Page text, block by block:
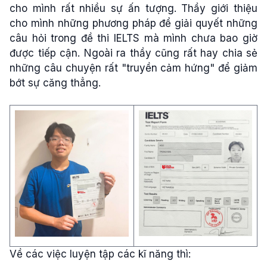
cho mình rất nhiều sự ấn tượng. Thầy giới thiệu
cho mình những phương pháp để giải quyết những
câu hỏi trong đề thi IELTS mà mình chưa bao giờ
được tiếp cận. Ngoài ra thầy cũng rất hay chia sẻ
những câu chuyện rất "truyền cảm hứng" để giảm
bớt sự căng thẳng.
Về các việc luyện tập các kĩ năng thì: